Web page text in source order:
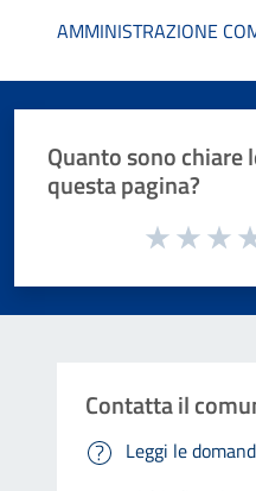
AMMINISTRAZIONE
Quanto sono chiare
questa pagina?
Valuta da 1 a 5 stelle la pagina
Contatta il
Leggi le